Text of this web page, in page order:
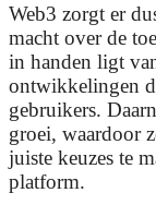
Web3 zorgt er
macht over de
in handen ligt
ontwikkelingen
gebruikers.
groei, waardoor
juiste keuzes te
platform.